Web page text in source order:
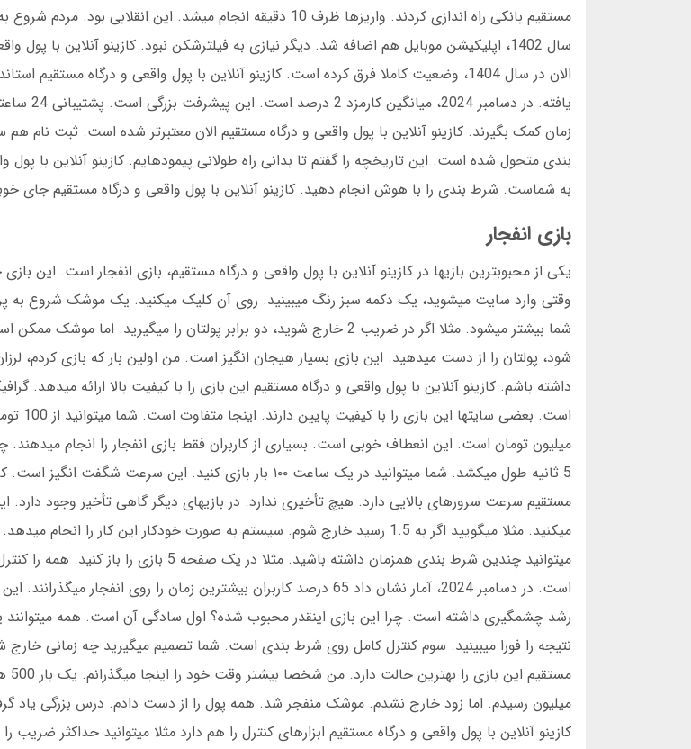
مستقیم بانکی راه اندازی کردند. واریزها ظرف 10 دقیقه انجام میشد. این
الان در سال 1404، وضعیت کاملا فرق کرده است. کازینو آنلاین با پول واقعی و درگاه
یافته. در
زمان کمک بگیرند. کازینو آنلاین با پول واقعی و درگاه مستقیم الان معتبرتر شده است. ثبت نام
بندی متحول شده است. این تاریخچه را گفتم تا بدانی راه طولانی پیمودهایم. کازینو آنلاین با
به شماست. شرط بندی را با هوش انجام دهید. کازینو آنلاین با پول واقعی و درگاه مستقیم جای
بازی انفجار
یکی از محبوبترین بازیها در کازینو آنلاین با پول واقعی و درگاه مستقیم، بازی انفجار است. این
وقتی وارد سایت میشوید، یک دکمه سبز رنگ میبینید. روی آن کلیک میکنید. یک موشک شروع به
شما بیشتر میشود. مثلا اگر در ضریب 2 خارج شوید، دو برابر پولتان را
شود، پولتان را از دست میدهید. این بازی بسیار هیجان انگیز است. من اولین بار که بازی کردم،
داشته باشم. کازینو آنلاین با پول واقعی و درگاه مستقیم این بازی را با کیفیت بالا ارائه میدهد.
میلیون تومان است. این انعطاف خوبی است. بسیاری از کاربران فقط بازی انفجار را انجام
5 ثانیه طول میکشد. شما میتوانید در یک ساعت ۱۰۰ بار بازی کنید. این
مستقیم سرعت سرورهای بالایی دارد. هیچ تأخیری ندارد. در بازیهای دیگر گاهی تأخیر وجود دارد.
میکنید. مثلا میگویید اگر به 1.5 رسید خارج شوم. سیستم به صورت خودکار این کار را
میتوانید چندین شرط بندی همزمان داشته باشید. مثلا در
رشد چشمگیری داشته است. چرا این بازی اینقدر محبوب شده؟ اول سادگی آن است. همه
نتیجه را فورا میبینید. سوم کنترل کامل روی شرط بندی است. شما تصمیم میگیرید چه زمانی خارج
میلیون رسیدم. اما زود خارج نشدم. موشک منفجر شد. همه پول را از دست دادم. درس بزرگی یاد
کازینو آنلاین با پول واقعی و درگاه مستقیم ابزارهای کنترل را هم دارد مثلا میتوانید حداکثر ضریب